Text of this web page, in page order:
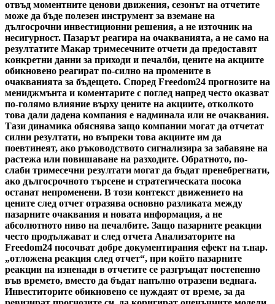
отвъд моментните ценови движения, сезонът на отчетите
може да бъде полезен инструмент за вземане на
дългосрочни инвестиционни решения, а не източник на
несигурност. Пазарът реагира на очакванията, а не само на
резултатите Макар тримесечните отчети да предоставят
конкретни данни за приходи и печалби, цените на акциите
обикновено реагират по-силно на промените в
очакванията за бъдещето. Според Freedom24 прогнозите на
мениджмънта и коментарите с поглед напред често оказват
по-голямо влияние върху цените на акциите, отколкото
това дали дадена компания е надминала или не очаквания.
Тази динамика обяснява защо компании могат да отчетат
силни резултати, но въпреки това акциите им да
поевтинеят, ако ръководството сигнализира за забавяне на
растежа или повишаване на разходите. Обратното, по-
слаби тримесечни резултати могат да бъдат пренебрегнати,
ако дългосрочното търсене и стратегическата посока
останат непроменени. В този контекст движението на
цените след отчет отразява основно разликата между
пазарните очаквания и новата информация, а не
абсолютното ниво на печалбите. Защо пазарните реакции
често продължават и след отчета Анализаторите на
Freedom24 посочват добре документирания ефект на т.нар.
„отложена реакция след отчет“, при който пазарните
реакции на изненади в отчетите се разгръщат постепенно
във времето, вместо да бъдат напълно отразени веднага.
Инвеститорите обикновено се нуждаят от време, за да